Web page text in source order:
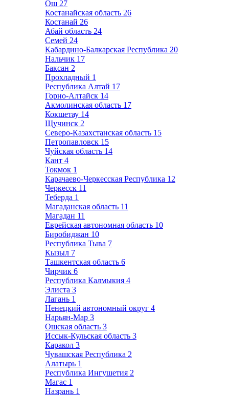
Ош 27
Костанайская область 26
Костанай 26
Абай область 24
Семей 24
Кабардино-Балкарская Республика 20
Нальчик 17
Баксан 2
Прохладный 1
Республика Алтай 17
Горно-Алтайск 14
Акмолинская область 17
Кокшетау 14
Щучинск 2
Северо-Казахстанская область 15
Петропавловск 15
Чуйская область 14
Кант 4
Токмок 1
Карачаево-Черкесская Республика 12
Черкесск 11
Теберда 1
Магаданская область 11
Магадан 11
Еврейская автономная область 10
Биробиджан 10
Республика Тыва 7
Кызыл 7
Ташкентская область 6
Чирчик 6
Республика Калмыкия 4
Элиста 3
Лагань 1
Ненецкий автономный округ 4
Нарьян-Мар 3
Ошская область 3
Иссык-Кульская область 3
Каракол 3
Чувашская Республика 2
Алатырь 1
Республика Ингушетия 2
Магас 1
Назрань 1